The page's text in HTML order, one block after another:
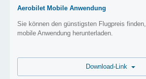
Aerobilet Mobile Anwendung
Sie können den günstigsten Flugpreis
mobile Anwendung herunterladen.